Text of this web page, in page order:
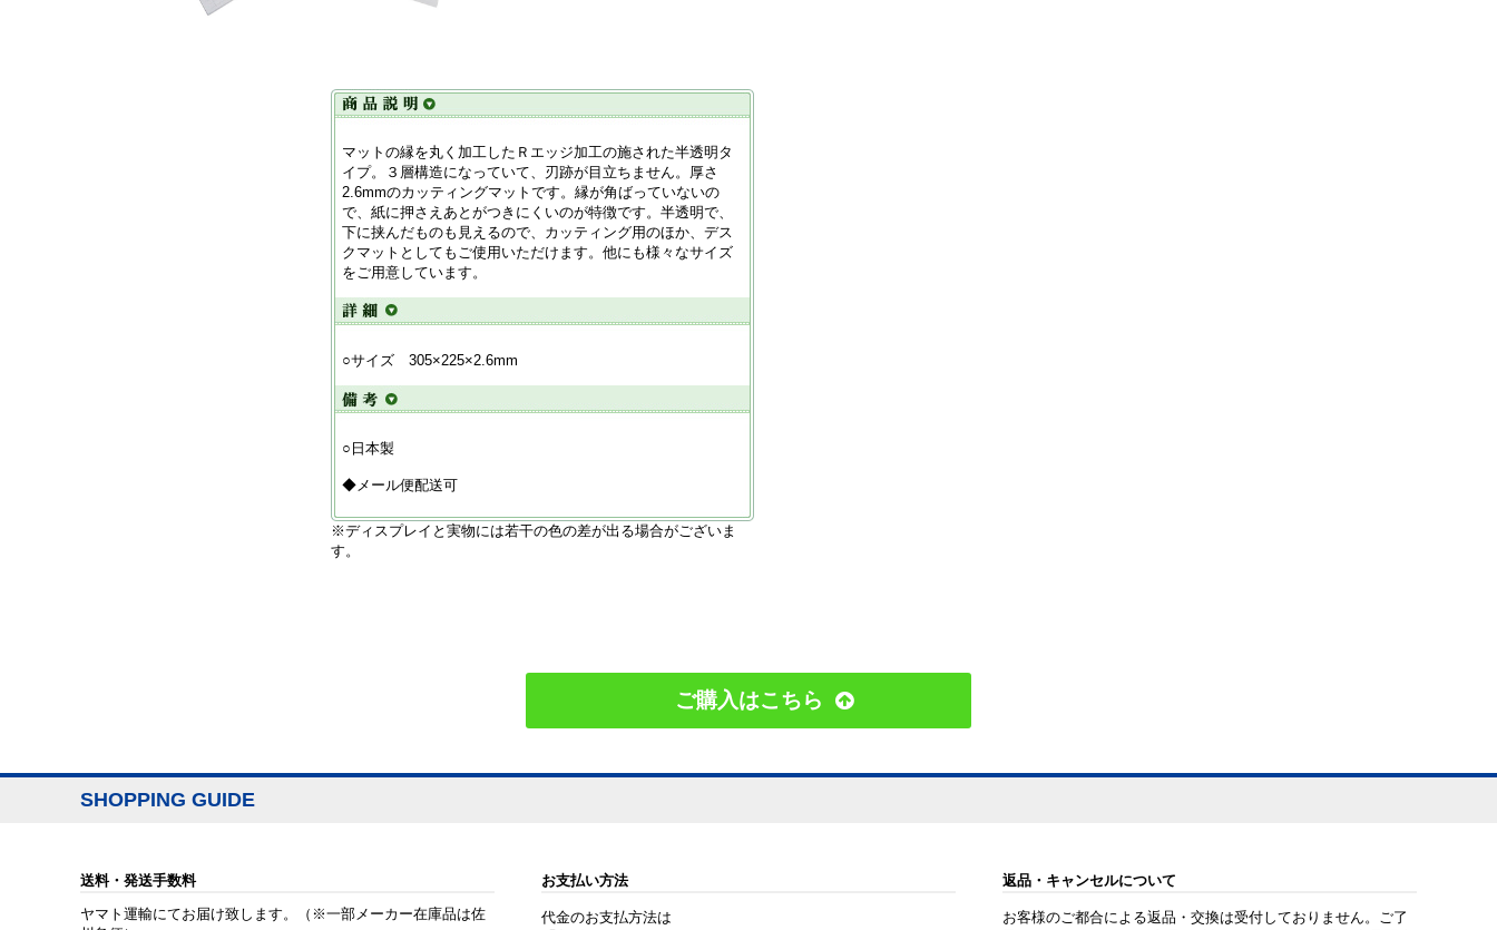
マットの縁を丸く加工したＲエッジ加工の施された半透明タ
イプ。３層構造になっていて、刃跡が目立ちません。厚さ
2.6mmのカッティングマットです。縁が角ばっていないの
で、紙に押さえあとがつきにくいのが特徴です。半透明で、
下に挟んだものも見えるので、カッティング用のほか、デス
クマットとしてもご使用いただけます。他にも様々なサイズ
をご用意しています。
○サイズ 305×225×2.6mm
○日本製
◆メール便配送可
※ディスプレイと実物には若干の色の差が出る場合がございま
す。
ご購入はこちら
SHOPPING GUIDE
送料・発送手数料
ヤマト運輸にてお届け致します。（※一部メーカー在庫品は佐
お支払い方法
代金のお支払方法は
返品・キャンセルについて
お客様のご都合による返品・交換は受付しておりません。ご了